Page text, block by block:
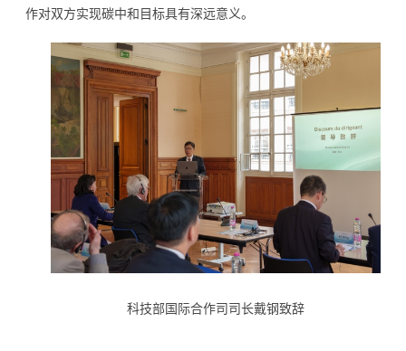
作对双方实现碳中和目标具有深远意义。
科技部国际合作司司长戴钢致辞